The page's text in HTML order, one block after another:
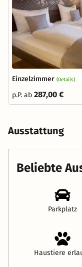
Einzelzimmer (Details)
p.P. ab 287,00 €
Ausstattung
Beliebte
Parkplatz
Haustiere